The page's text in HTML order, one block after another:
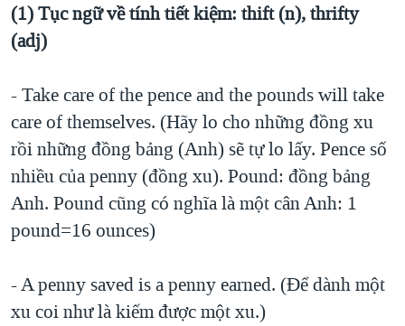
(1) Tục ngữ về tính tiết kiệm: thift (n), thrifty
(adj)
- Take care of the pence and the pounds will take
care of themselves. (Hãy lo cho những đồng xu
rồi những đồng bảng (Anh) sẽ tự lo lấy. Pence số
nhiều của penny (đồng xu). Pound: đồng bảng
Anh. Pound cũng có nghĩa là một cân Anh: 1
pound=16 ounces)
- A penny saved is a penny earned. (Ðể dành một
xu coi như là kiếm được một xu.)